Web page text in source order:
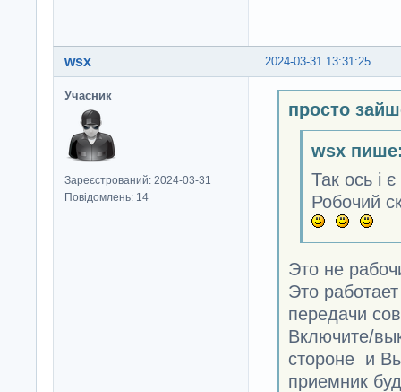
2024-03-31 13:31:25
wsx
Учасник
Зареєстрований: 2024-03-31
Повідомлень: 14
просто
wsx
Так ось і
Робочий
Это не
Это
передачи
Включите/
стороне и
приемник